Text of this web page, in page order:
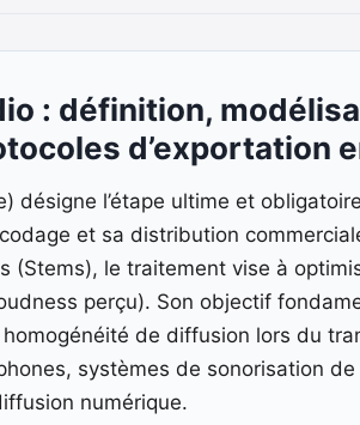
: définition,
d’exportation
désigne l’étape ultime et
et sa distribution
(Stems), le traitement vise à
perçu). Son objectif
de diffusion lors du
systèmes de sonorisation
numérique.